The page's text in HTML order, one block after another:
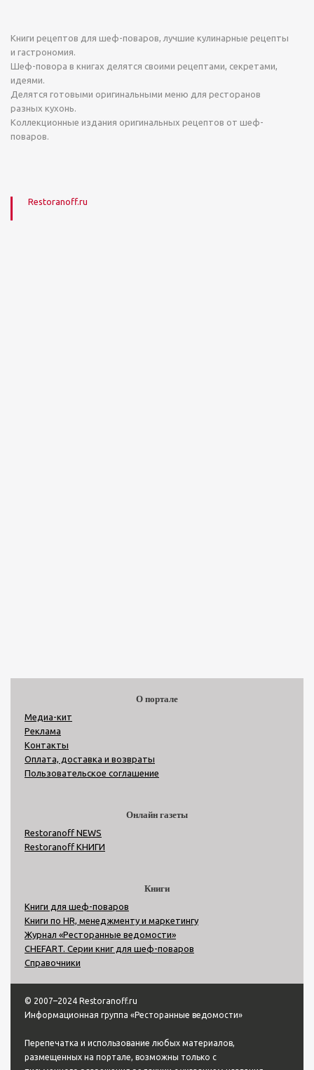
Книги рецептов для шеф-поваров, лучшие кулинарные рецепты
и гастрономия.
Шеф-повора в книгах делятся своими рецептами, секретами,
идеями.
Делятся готовыми оригинальными меню для ресторанов
разных кухонь.
Коллекционные издания оригинальных рецептов от шеф-
поваров.
Restoranoff.ru
О портале
Медиа-кит
Реклама
Контакты
Оплата, доставка и возвраты
Пользовательское соглашение
Онлайн газеты
Restoranoff NEWS
Restoranoff КНИГИ
Книги
Книги для шеф-поваров
Книги по HR, менеджменту и маркетингу
Журнал «Ресторанные ведомости»
CHEFART. Серии книг для шеф-поваров
Справочники
© 2007–2024 Restoranoff.ru
Информационная группа «Ресторанные ведомости»
Перепечатка и использование любых материалов,
размещенных на портале, возможны только с